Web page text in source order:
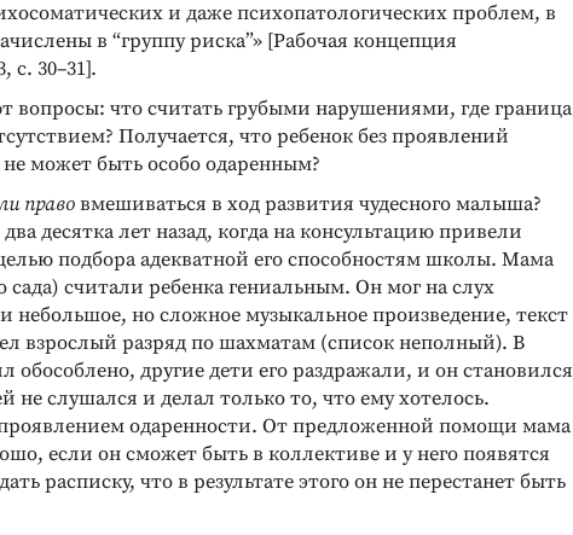
и даже психопатологических проблем, в
в “группу риска”» [Рабочая концепция
с. 30–31].
вопросы: что считать грубыми нарушениями, где граница
Получается, что ребенок без проявлений
не может быть особо одаренным?
правовмешиваться в ход развития чудесного малыша?
десятка лет назад, когда на консультацию привели
подбора адекватной его способностям школы. Мама
сада) считали ребенка гениальным. Он мог на слух
небольшое, но сложное музыкальное произведение, текст
взрослый разряд по шахматам (список неполный). В
обособлено, другие дети его раздражали, и он становился
не слушался и делал только то, что ему хотелось.
одаренности. От предложенной помощи мама
если он сможет быть в коллективе и у него появятся
расписку, что в результате этого он не перестанет быть